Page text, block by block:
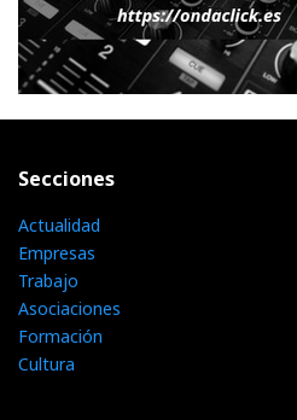
Secciones
Actualidad
Empresas
Trabajo
Asociaciones
Formación
Cultura